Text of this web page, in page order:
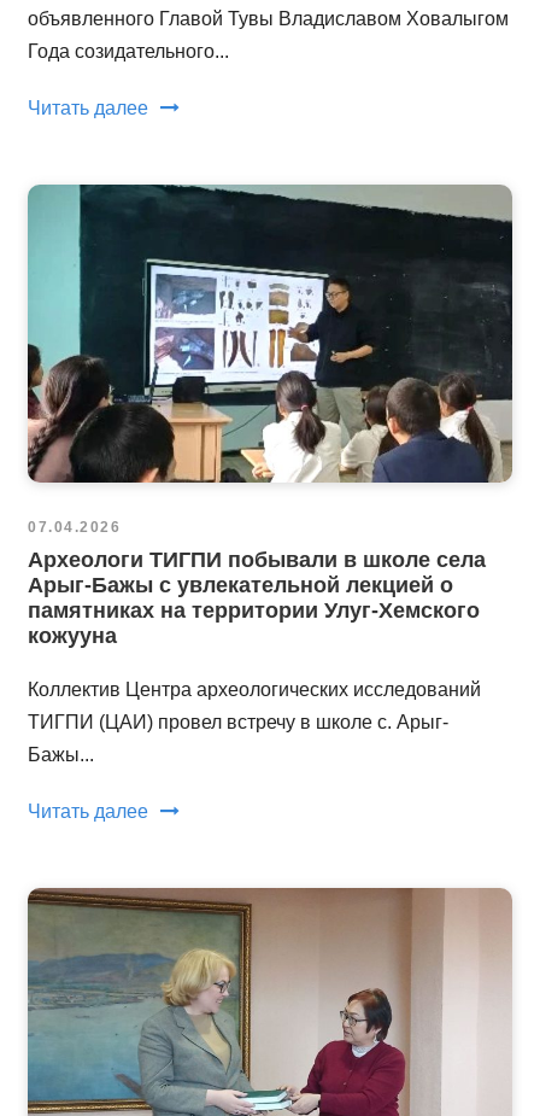
объявленного Главой Тувы Владиславом Ховалыгом
Года созидательного...
Читать далее
07.04.2026
Археологи ТИГПИ побывали в школе села
Арыг-Бажы с увлекательной лекцией о
памятниках на территории Улуг-Хемского
кожууна
Коллектив Центра археологических исследований
ТИГПИ (ЦАИ) провел встречу в школе с. Арыг-
Бажы...
Читать далее